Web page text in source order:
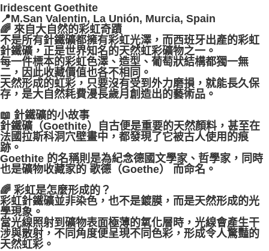
免運費
Iridescent Goethite
📍M.San Valentin, La Unión, Murcia, Spain
🌈 來自大自然的彩虹奇蹟
不是所有針鐵礦都擁有彩虹光澤，而西班牙出產的彩虹
針鐵礦，正是世界知名的天然虹彩礦物之一。
每一件標本的彩虹色澤、造型、葡萄狀結構都獨一無
二，因此收藏價值也各不相同。
天然形成的虹彩，只要沒有受到外力磨損，就能長久保
存，是大自然耗費漫長歲月創造出的藝術品。
📖 針鐵礦的小故事
針鐵礦（Goethite）自古便是重要的天然顏料，甚至在
法國拉斯科洞穴壁畫中，都發現了它被古人使用的痕
跡。
Goethite 的名稱則是為紀念德國文學家、哲學家，同時
也是礦物收藏家的 歌德（Goethe） 而命名。
🌈 彩虹是怎麼形成的？
彩虹針鐵礦並非染色，也不是鍍膜，而是天然形成的光
學現象。
當光線照射到礦物表面極薄的氧化層時，光線會產生干
涉與散射，不同角度便呈現不同色彩，形成令人驚豔的
天然虹彩。